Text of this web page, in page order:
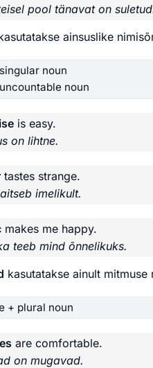
pool tänavat on
ainsuslike
noun
noun
is easy.
on lihtne.
tastes strange.
imelikult.
makes me happy.
teeb mind õnnelikuks.
kasutatakse ainult mitmuse
+ plural noun
are comfortable.
on mugavad.